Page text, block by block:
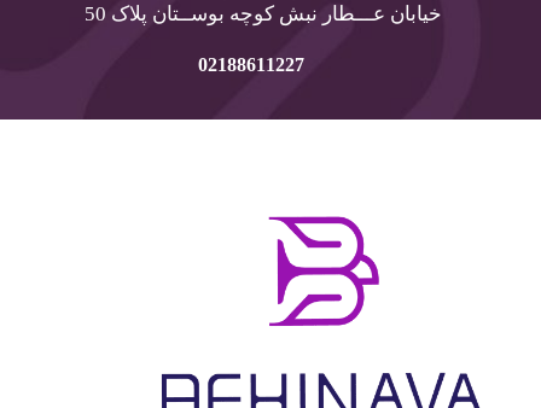
خیابان عـــطار نبش کوچه بوســتان پلاک 50
02188611227